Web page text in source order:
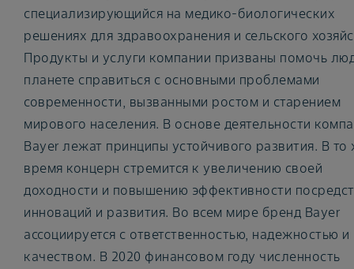
специализирующийся на медико-биологических
решениях для здравоохранения и сельского
Продукты и услуги компании призваны помочь
планете справиться с основными проблемами
современности, вызванными ростом и старением
мирового населения. В основе деятельности
Bayer лежат принципы устойчивого развития. В то
время концерн стремится к увеличению своей
доходности и повышению эффективности
инноваций и развития. Во всем мире бренд Bayer
ассоциируется с ответственностью, надежностью и
качеством. В 2020 финансовом году численность